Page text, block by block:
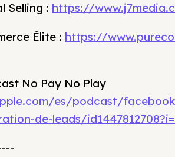
Selling : https://
Élite : https://
No Pay No Play
es/podcast/
de-leads/